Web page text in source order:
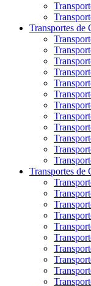
Transportes de
Transportes de